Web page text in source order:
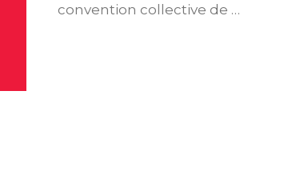
convention collective de …